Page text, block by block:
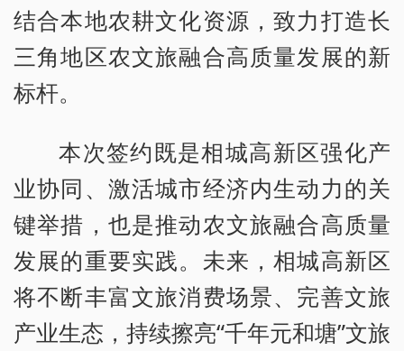
结合本地农耕文化资源，致力打造长
三角地区农文旅融合高质量发展的新
标杆。
本次签约既是相城高新区强化产
业协同、激活城市经济内生动力的关
键举措，也是推动农文旅融合高质量
发展的重要实践。未来，相城高新区
将不断丰富文旅消费场景、完善文旅
产业生态，持续擦亮“千年元和塘”文旅